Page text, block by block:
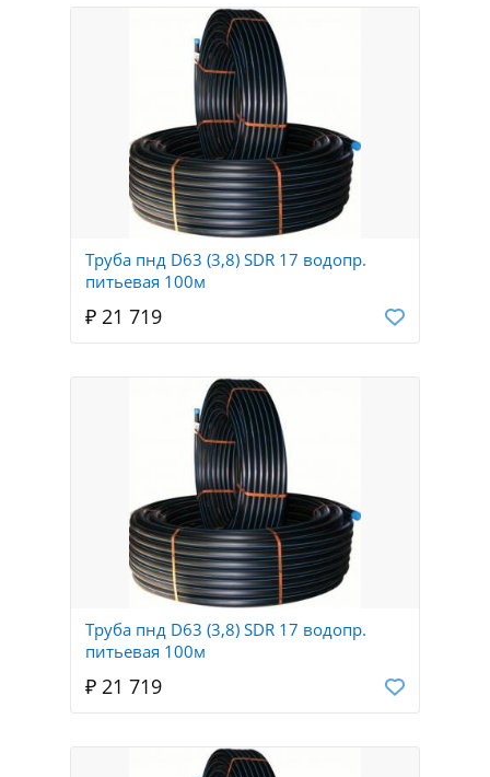
Труба пнд D63 (3,8) SDR 17 водопр.
питьевая 100м
₽ 21 719
Труба пнд D63 (3,8) SDR 17 водопр.
питьевая 100м
₽ 21 719